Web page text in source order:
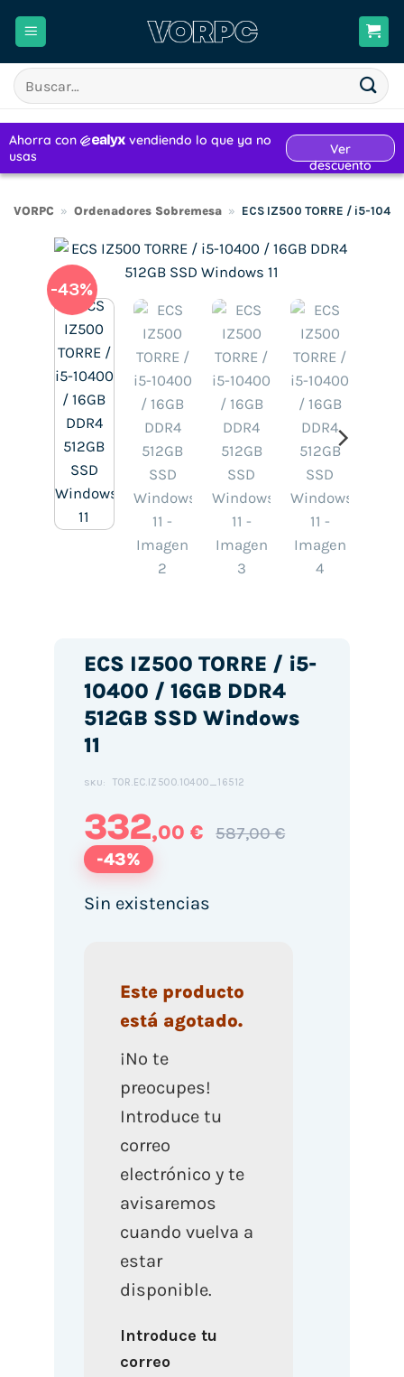
Buscar
por:
VORPC » Ordenadores Sobremesa » ECS IZ500 TORRE / i5-
-43%
ECS IZ500 TORRE / i5-
10400 / 16GB DDR4
512GB SSD Windows
11
SKU: TOR.EC.IZ500.10400_16512
332,00 € 587,00 €
-43%
Sin existencias
Este producto
está agotado.
¡No te
preocupes!
Introduce tu
correo
electrónico y te
avisaremos
cuando vuelva a
estar
disponible.
Introduce tu
correo